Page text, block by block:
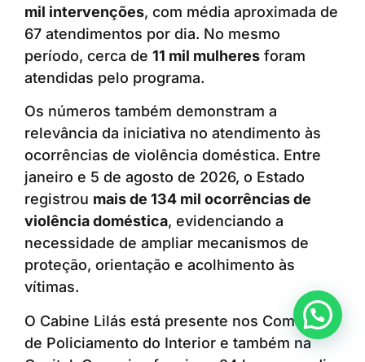
mil intervenções, com média aproximada de
67 atendimentos por dia. No mesmo
período, cerca de 11 mil mulheres foram
atendidas pelo programa.
Os números também demonstram a
relevância da iniciativa no atendimento às
ocorrências de violência doméstica. Entre
janeiro e 5 de agosto de 2026, o Estado
registrou mais de 134 mil ocorrências de
violência doméstica, evidenciando a
necessidade de ampliar mecanismos de
proteção, orientação e acolhimento às
vítimas.
O Cabine Lilás está presente nos Comandos
de Policiamento do Interior e também na
Anunciar ou recomendar matéria